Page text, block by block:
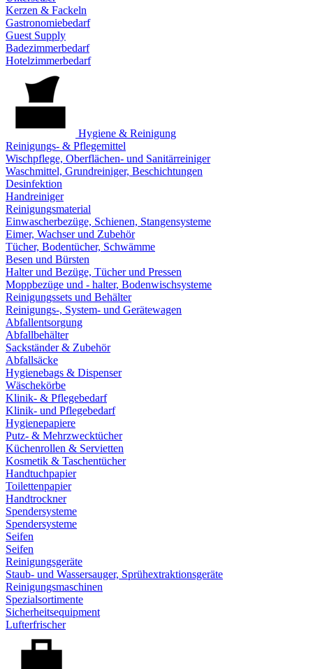
Kerzen & Fackeln
Gastronomiebedarf
Guest Supply
Badezimmerbedarf
Hotelzimmerbedarf
Hygiene & Reinigung
Reinigungs- & Pflegemittel
Wischpflege, Oberflächen- und Sanitärreiniger
Waschmittel, Grundreiniger, Beschichtungen
Desinfektion
Handreiniger
Reinigungsmaterial
Einwascherbezüge, Schienen, Stangensysteme
Eimer, Wachser und Zubehör
Tücher, Bodentücher, Schwämme
Besen und Bürsten
Halter und Bezüge, Tücher und Pressen
Moppbezüge und - halter, Bodenwischsysteme
Reinigungssets und Behälter
Reinigungs-, System- und Gerätewagen
Abfallentsorgung
Abfallbehälter
Sackständer & Zubehör
Abfallsäcke
Hygienebags & Dispenser
Wäschekörbe
Klinik- & Pflegebedarf
Klinik- und Pflegebedarf
Hygienepapiere
Putz- & Mehrzwecktücher
Küchenrollen & Servietten
Kosmetik & Taschentücher
Handtuchpapier
Toilettenpapier
Handtrockner
Spendersysteme
Spendersysteme
Seifen
Seifen
Reinigungsgeräte
Staub- und Wassersauger, Sprühextraktionsgeräte
Reinigungsmaschinen
Spezialsortimente
Sicherheitsequipment
Lufterfrischer